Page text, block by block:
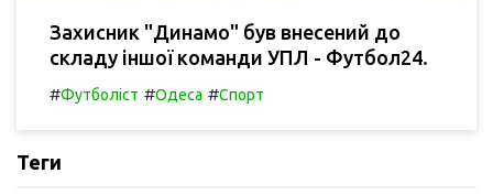
Захисник "Динамо" був внесений до
складу іншої команди УПЛ - Футбол24.
#Футболіст #Одеса #Спорт
Теги